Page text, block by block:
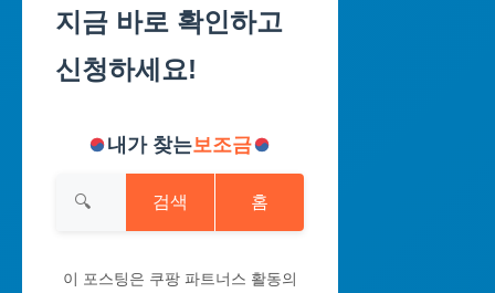
지금 바로 확인하고
신청하세요!
내가 찾는보조금
검색 홈
이 포스팅은 쿠팡 파트너스 활동의